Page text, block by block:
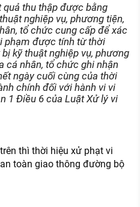
thu thập được bằng
nghiệp vụ, phương tiện,
tổ chức cung cấp để xác
phạm được tính từ thời
kỹ thuật nghiệp vụ, phương
cá nhân, tổ chức ghi nhận
ngày cuối cùng của thời
chính đối với hành vi vi
1 Điều 6 của Luật Xử lý vi
thì thời hiệu xử phạt vi
toàn giao thông đường bộ